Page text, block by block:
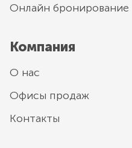
Онлайн бронирование
Компания
О нас
Офисы продаж
Контакты